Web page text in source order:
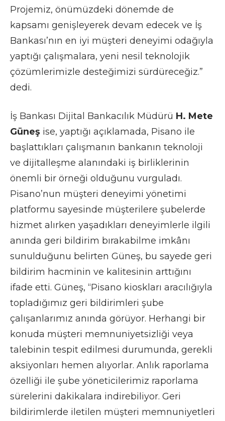
Projemiz, önümüzdeki dönemde de
kapsamı genişleyerek devam edecek ve İş
Bankası’nın en iyi müşteri deneyimi odağıyla
yaptığı çalışmalara, yeni nesil teknolojik
çözümlerimizle desteğimizi sürdüreceğiz.”
dedi.
İş Bankası Dijital Bankacılık Müdürü H. Mete
Güneş ise, yaptığı açıklamada, Pisano ile
başlattıkları çalışmanın bankanın teknoloji
ve dijitalleşme alanındaki iş birliklerinin
önemli bir örneği olduğunu vurguladı.
Pisano’nun müşteri deneyimi yönetimi
platformu sayesinde müşterilere şubelerde
hizmet alırken yaşadıkları deneyimlerle ilgili
anında geri bildirim bırakabilme imkânı
sunulduğunu belirten Güneş, bu sayede geri
bildirim hacminin ve kalitesinin arttığını
ifade etti. Güneş, “Pisano kioskları aracılığıyla
topladığımız geri bildirimleri şube
çalışanlarımız anında görüyor. Herhangi bir
konuda müşteri memnuniyetsizliği veya
talebinin tespit edilmesi durumunda, gerekli
aksiyonları hemen alıyorlar. Anlık raporlama
özelliği ile şube yöneticilerimiz raporlama
sürelerini dakikalara indirebiliyor. Geri
bildirimlerde iletilen müşteri memnuniyetleri